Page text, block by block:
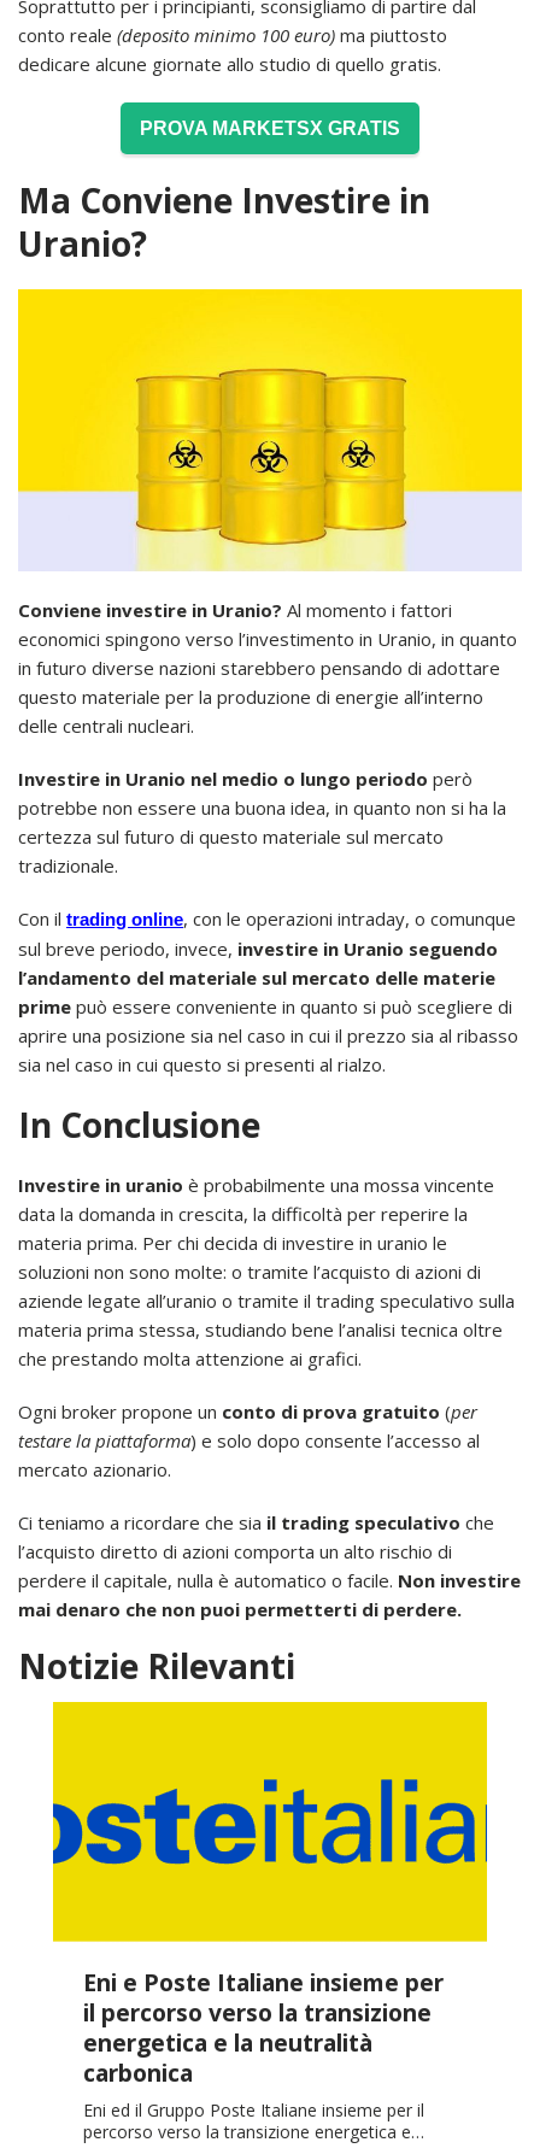
Soprattutto per i principianti, sconsigliamo di partire dal
conto reale (deposito minimo 100 euro) ma piuttosto
dedicare alcune giornate allo studio di quello gratis.
PROVA MARKETSX GRATIS
Ma Conviene Investire in
Uranio?
Conviene investire in Uranio? Al momento i fattori
economici spingono verso l’investimento in Uranio, in quanto
in futuro diverse nazioni starebbero pensando di adottare
questo materiale per la produzione di energie all’interno
delle centrali nucleari.
Investire in Uranio nel medio o lungo periodo però
potrebbe non essere una buona idea, in quanto non si ha la
certezza sul futuro di questo materiale sul mercato
tradizionale.
Con il trading online, con le operazioni intraday, o comunque
sul breve periodo, invece, investire in Uranio seguendo
l’andamento del materiale sul mercato delle materie
prime può essere conveniente in quanto si può scegliere di
aprire una posizione sia nel caso in cui il prezzo sia al ribasso
sia nel caso in cui questo si presenti al rialzo.
In Conclusione
Investire in uranio è probabilmente una mossa vincente
data la domanda in crescita, la difficoltà per reperire la
materia prima. Per chi decida di investire in uranio le
soluzioni non sono molte: o tramite l’acquisto di azioni di
aziende legate all’uranio o tramite il trading speculativo sulla
materia prima stessa, studiando bene l’analisi tecnica oltre
che prestando molta attenzione ai grafici.
Ogni broker propone un conto di prova gratuito (per
testare la piattaforma) e solo dopo consente l’accesso al
mercato azionario.
Ci teniamo a ricordare che sia il trading speculativo che
l’acquisto diretto di azioni comporta un alto rischio di
perdere il capitale, nulla è automatico o facile. Non investire
mai denaro che non puoi permetterti di perdere.
Notizie Rilevanti
Eni e Poste Italiane insieme per
il percorso verso la transizione
energetica e la neutralità
carbonica
Eni ed il Gruppo Poste Italiane insieme per il
percorso verso la transizione energetica e…